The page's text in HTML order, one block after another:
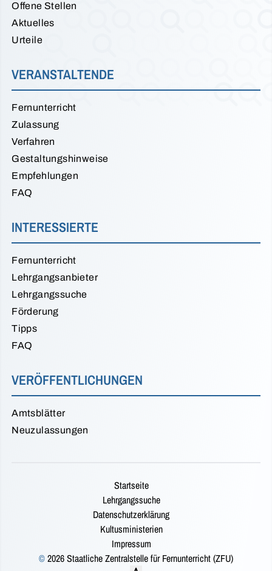
Offene Stellen
Aktuelles
Urteile
VERANSTALTENDE
Fernunterricht
Zulassung
Verfahren
Gestaltungshinweise
Empfehlungen
FAQ
INTERESSIERTE
Fernunterricht
Lehrgangsanbieter
Lehrgangssuche
Förderung
Tipps
FAQ
VERÖFFENTLICHUNGEN
Amtsblätter
Neuzulassungen
Startseite
Lehrgangssuche
Datenschutzerklärung
Kultusministerien
Impressum
©2026 Staatliche Zentralstelle für Fernunterricht (ZFU)